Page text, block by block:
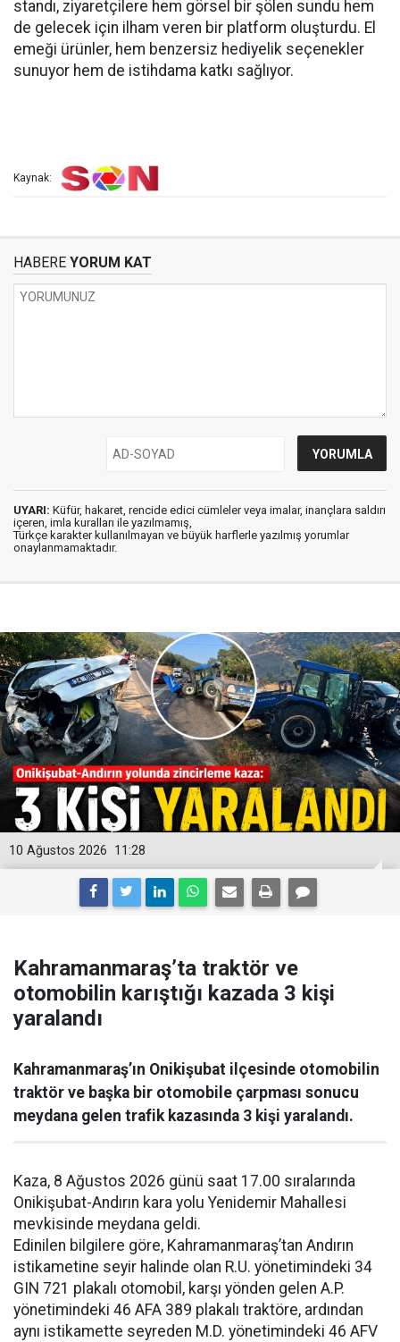
standı, ziyaretçilere hem görsel bir şölen sundu hem
de gelecek için ilham veren bir platform oluşturdu. El
emeği ürünler, hem benzersiz hediyelik seçenekler
sunuyor hem de istihdama katkı sağlıyor.
Kaynak:
HABERE YORUM KAT
UYARI: Küfür, hakaret, rencide edici cümleler veya imalar, inançlara saldırı
içeren, imla kuralları ile yazılmamış,
Türkçe karakter kullanılmayan ve büyük harflerle yazılmış yorumlar
onaylanmamaktadır.
11:28
10 Ağustos 2026
Kahramanmaraş’ta traktör ve
otomobilin karıştığı kazada 3 kişi
yaralandı
Kahramanmaraş’ın Onikişubat ilçesinde otomobilin
traktör ve başka bir otomobile çarpması sonucu
meydana gelen trafik kazasında 3 kişi yaralandı.
Kaza, 8 Ağustos 2026 günü saat 17.00 sıralarında
Onikişubat-Andırın kara yolu Yenidemir Mahallesi
mevkisinde meydana geldi.
Edinilen bilgilere göre, Kahramanmaraş’tan Andırın
istikametine seyir halinde olan R.U. yönetimindeki 34
GIN 721 plakalı otomobil, karşı yönden gelen A.P.
yönetimindeki 46 AFA 389 plakalı traktöre, ardından
aynı istikamette seyreden M.D. yönetimindeki 46 AFV